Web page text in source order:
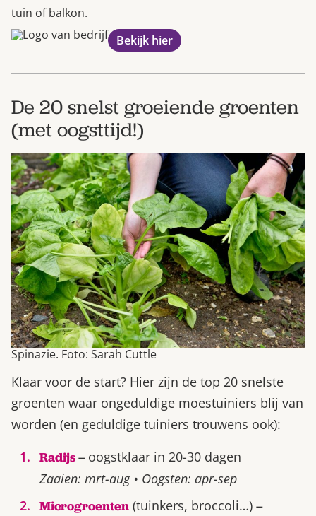
tuin of balkon.
Bekijk hier
De 20 snelst groeiende groenten
(met oogsttijd!)
Spinazie. Foto: Sarah Cuttle
Klaar voor de start? Hier zijn de top 20 snelste
groenten waar ongeduldige moestuiniers blij van
worden (en geduldige tuiniers trouwens ook):
Radijs– oogstklaar in 20-30 dagen
Zaaien: mrt-aug • Oogsten: apr-sep
Microgroenten (tuinkers, broccoli…) –